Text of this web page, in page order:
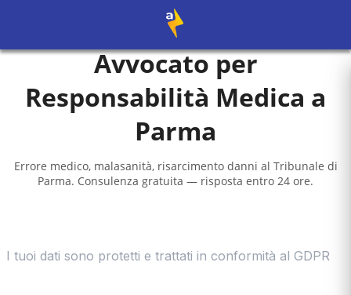
Avvocato per
Responsabilità Medica a
Parma
Errore medico, malasanità, risarcimento danni al Tribunale di
Parma. Consulenza gratuita — risposta entro 24 ore.